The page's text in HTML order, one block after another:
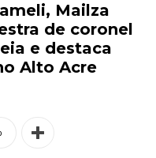
Mailza
de coronel
e destaca
Alto Acre